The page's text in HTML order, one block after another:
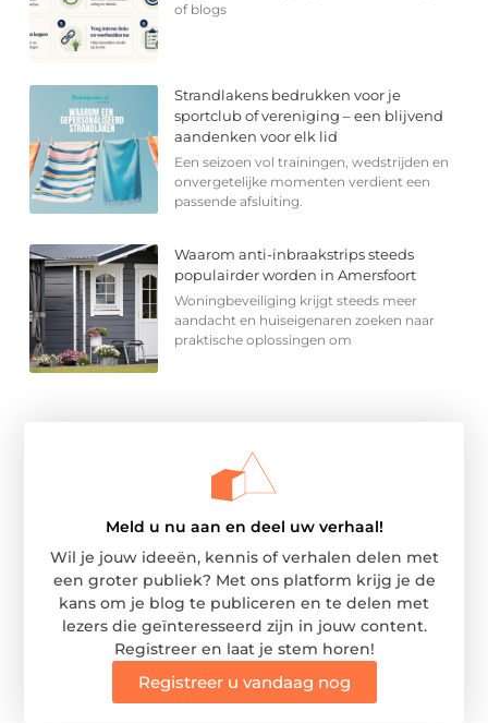
of blogs
Strandlakens bedrukken voor je
sportclub of vereniging – een blijvend
aandenken voor elk lid
Een seizoen vol trainingen, wedstrijden en
onvergetelijke momenten verdient een
passende afsluiting.
Waarom anti-inbraakstrips steeds
populairder worden in Amersfoort
Woningbeveiliging krijgt steeds meer
aandacht en huiseigenaren zoeken naar
praktische oplossingen om
Meld u nu aan en deel uw verhaal!
Wil je jouw ideeën, kennis of verhalen delen met
een groter publiek? Met ons platform krijg je de
kans om je blog te publiceren en te delen met
lezers die geïnteresseerd zijn in jouw content.
Registreer en laat je stem horen!
Registreer u vandaag nog